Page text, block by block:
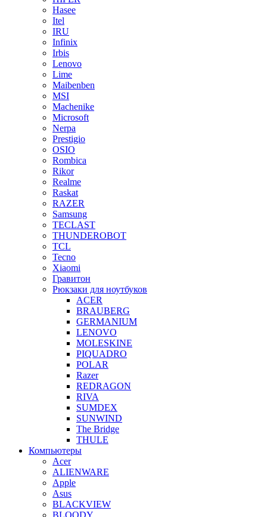
Hasee
Itel
IRU
Infinix
Irbis
Lenovo
Lime
Maibenben
MSI
Machenike
Microsoft
Nerpa
Prestigio
OSIO
Rombica
Rikor
Realme
Raskat
RAZER
Samsung
TECLAST
THUNDEROBOT
TCL
Tecno
Xiaomi
Гравитон
Рюкзаки для ноутбуков
ACER
BRAUBERG
GERMANIUM
LENOVO
MOLESKINE
PIQUADRO
POLAR
Razer
REDRAGON
RIVA
SUMDEX
SUNWIND
The Bridge
THULE
Компьютеры
Acer
ALIENWARE
Apple
Asus
BLACKVIEW